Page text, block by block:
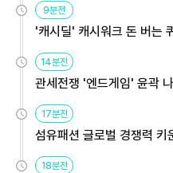
9분전
'캐시딜' 캐시워크 돈 버는
14분전
관세전쟁 '엔드게임' 윤곽
용해야
17분전
섬유패션 글로벌 경쟁력
원
18분전